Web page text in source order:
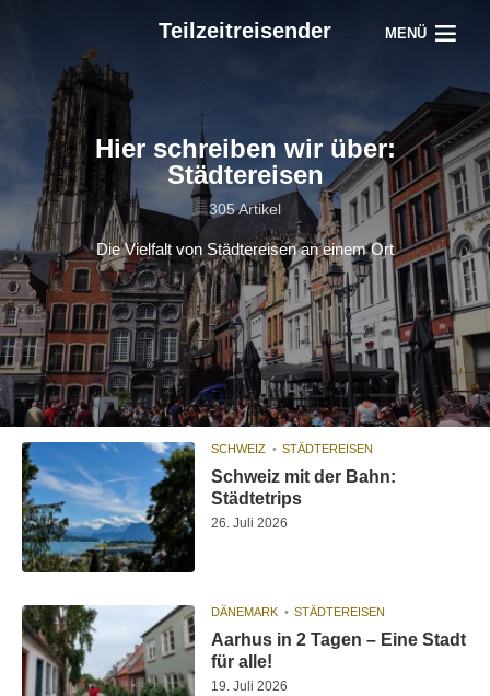
Teilzeitreisender MENÜ
Hier schreiben wir über:
Städtereisen
305 Artikel
Die Vielfalt von Städtereisen an einem Ort
SCHWEIZ STÄDTEREISEN
Schweiz mit der Bahn:
Städtetrips
26. Juli 2026
DÄNEMARK STÄDTEREISEN
Aarhus in 2 Tagen – Eine Stadt
für alle!
19. Juli 2026